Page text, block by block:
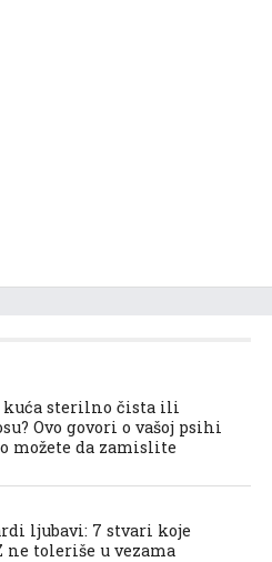
kuća sterilno čista ili
Ovo govori o vašoj psihi
možete da zamislite
ljubavi: 7 stvari koje
ne toleriše u vezama